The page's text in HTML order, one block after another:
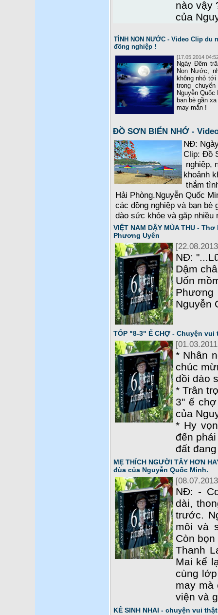
nào vậy
của
TÌNH NON NƯỚC - Video Clip du
đồng nghiệp !
[17.05.2014
Ngày Đêm
Non Nước,
không nhỏ tới
trong
Nguyễn Quốc
bạn bè gần
may mắn !
ĐỒ SƠN BIỂN NHỚ -
NĐ:
Clip: Đồ
nghiệp,
khoảnh
thắm
Hải Phòng.Nguyễn Quốc
các đồng nghiệp và bạn bè
dào sức khỏe và gặp nhiều
VIỆT NAM DẬY MÙA THU -
Phương Uyên
NĐ:
Dậm
Uốn
Nguyễn
TỐP "8-3" Ế CHỢ - Chuyện
* Nhân
chúc
dồi dào
* Trân
3" ế
của
* Hy
đến
đất
MẸ THÍCH NGƯỜI TÂY HƠN
đùa của Nguyễn Quốc Minh.
NĐ: -
dài,
trước.
môi và
Còn
Thanh
Mai kể
cùng
may mà
viện và
KẾ SINH NHAI - chuyện vui